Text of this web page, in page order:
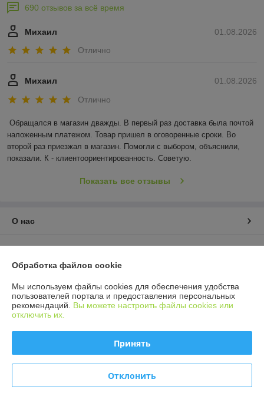
690 отзывов за всё время
01.08.2026
Михаил
Отлично
01.08.2026
Михаил
Отлично
Обращался в магазин дважды. В первый раз доставка была почтой
наложенным платежом. Товар пришел в оговоренные сроки. Во
второй раз приезжал в магазин. Помогли с выбором, объяснили,
показали. К - клиентоориентированность. Советую.
Показать все отзывы
О нас
Контакты
График работы
Полная версия сайта
Сайт создан на платформе Deal.by
Обработка файлов cookie
Мы используем файлы cookies для обеспечения удобства
пользователей портала и предоставления персональных
рекомендаций. Вы можете настроить файлы cookies или
отключить их.
Принять
Отклонить